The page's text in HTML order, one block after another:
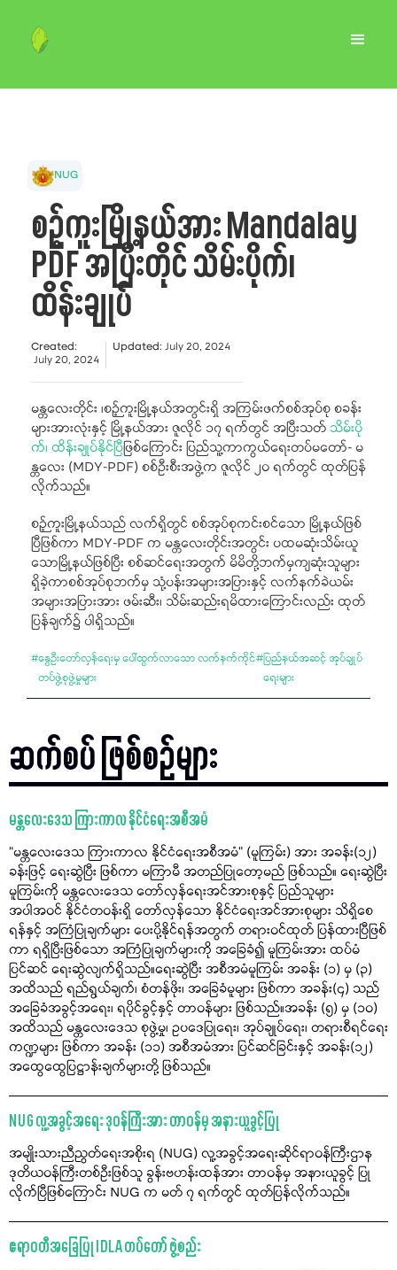
NUG
စဉ့်ကူးမြို့နယ်အား Mandalay
PDF အပြီးတိုင် သိမ်းပိုက်၊
ထိန်းချုပ်
Created:
July 20, 2024
Updated: July 20, 2024
မန္တလေးတိုင်း ၊စဉ့်ကူးမြို့နယ်အတွင်းရှိ အကြမ်းဖက်စစ်အုပ်စု စခန်း
များအားလုံးနှင့် မြို့နယ်အား ဇူလိုင် ၁၇ ရက်တွင် အပြီးသတ် သိမ်းပို
က်၊ ထိန်းချုပ်နိုင်ပြီဖြစ်ကြောင်း ပြည်သူ့ကာကွယ်ရေးတပ်မတော်- မ
န္တလေး (MDY-PDF) စစ်ဦးစီးအဖွဲ့က ဇူလိုင် ၂၀ ရက်တွင် ထုတ်ပြန်
လိုက်သည်။
စဉ့်ကူးမြို့နယ်သည် လက်ရှိတွင် စစ်အုပ်စုကင်းစင်သော မြို့နယ်ဖြစ်
ပြီဖြစ်ကာ MDY-PDF က မန္တလေးတိုင်းအတွင်း ပထမဆုံးသိမ်းယူ
သောမြို့နယ်ဖြစ်ပြီး စစ်ဆင်ရေးအတွက် မိမိတို့ဘက်မှကျဆုံးသူများ
ရှိခဲ့ကာစစ်အုပ်စုဘက်မှ သုံ့ပန်းအများအပြားနှင့် လက်နက်ခဲယမ်း
အများအပြားအား ဖမ်းဆီး၊ သိမ်းဆည်းရမိထားကြောင်းလည်း ထုတ်
ပြန်ချက်၌ ပါရှိသည်။
#နွေဦးတော်လှန်ရေးမှ ပေါ်ထွက်လာသော လက်နက်ကိုင်
တပ်ဖွဲ့စုဖွဲ့မှုများ
#ပြည်နယ်အဆင့် အုပ်ချုပ်
ရေးများ
ဆက်စပ် ဖြစ်စဉ်များ
မန္တလေးဒေသ ကြားကာလ နိုင်ငံရေးအစီအမံ
“မန္တလေးဒေသ ကြားကာလ နိုင်ငံရေးအစီအမံ” (မူကြမ်း) အား အခန်း(၁၂)
ခန်းဖြင့် ရေးဆွဲပြီး ဖြစ်ကာ မကြာမီ အတည်ပြုတော့မည် ဖြစ်သည်။ ရေးဆွဲပြီး
မူကြမ်းကို မန္တလေးဒေသ တော်လှန်ရေးအင်အားစုနှင့် ပြည်သူများ
အပါအဝင် နိုင်ငံတဝန်းရှိ တော်လှန်သော နိုင်ငံရေးအင်အားစုများ သိရှိစေ
ရန်နှင့် အကြံပြုချက်များ ပေးပို့နိုင်ရန်အတွက် တရားဝင်ထုတ် ပြန်ထားပြီဖြစ်
ကာ ရရှိပြီးဖြစ်သော အကြံပြုချက်များကို အခြေခံ၍ မူကြမ်းအား ထပ်မံ
ပြင်ဆင် ရေးဆွဲလျက်ရှိသည်။ရေးဆွဲပြီး အစီအမံမူကြမ်း အခန်း (၁) မှ (၃)
အထိသည် ရည်ရွယ်ချက်၊ စံတန်ဖိုး၊ အခြေခံမူများ ဖြစ်ကာ အခန်း(၄) သည်
အခြေခံအခွင့်အရေး၊ ရပိုင်ခွင့်နှင့် တာဝန်များ ဖြစ်သည်။အခန်း (၅) မှ (၁၀)
အထိသည် မန္တလေးဒေသ စုဖွဲ့မှု၊ ဥပဒေပြုရေး၊ အုပ်ချုပ်ရေး၊ တရားစီရင်ရေး
ကဏ္ဍများ ဖြစ်ကာ အခန်း (၁၁) အစီအမံအား ပြင်ဆင်ခြင်းနှင့် အခန်း(၁၂)
အထွေထွေပြဋ္ဌာန်းချက်များတို့ ဖြစ်သည်။
NUG လူ့အခွင့်အရေး ဒုဝန်ကြီးအား တာဝန်မှ အနားယူခွင့်ပြု
အမျိုးသားညီညွတ်ရေးအစိုးရ (NUG) လူ့အခွင့်အရေးဆိုင်ရာဝန်ကြီးဌာန
ဒုတိယဝန်ကြီးတစ်ဦးဖြစ်သူ ခွန်းဗဟန်းထန်အား တာဝန်မှ အနားယူခွင့် ပြု
လိုက်ပြီဖြစ်ကြောင်း NUG က မတ် ၇ ရက်တွင် ထုတ်ပြန်လိုက်သည်။
ဧရာဝတီအခြေပြု IDLA တပ်တော် ဖွဲ့စည်း